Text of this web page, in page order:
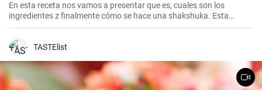
En esta receta nos vamos a presentar que es, cuales son los
ingredientes z finalmente cómo se hace una shakshuka. Esta
comida proviene del norte de África y es un desayuno típicoisraelí.
TASTElist